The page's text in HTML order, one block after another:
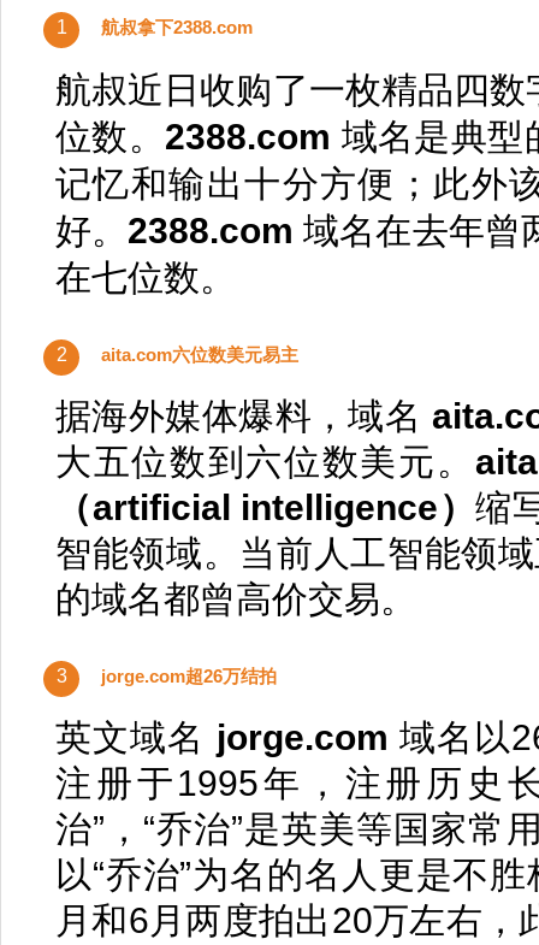
1 航叔拿下2388.com
航叔近日收购了一枚精品四
位数。 2388.com 域名是典型
记忆和输出十分方便；此外
好。 2388.com域名在去年曾
在七位数。
2 aita.com六位数美元易主
据海外媒体爆料，域名
大五位数到六位数美元。
（artificial intelligence）缩
智能领域。当前人工智能领
的域名都曾高价交易。
3 jorge.com超26万结拍
英文域名 jorge.com 域名以
注册于1995年，注册历史
治”，“乔治”是英美等国家常
以“乔治”为名的名人更是不
月和6月两度拍出20万左右